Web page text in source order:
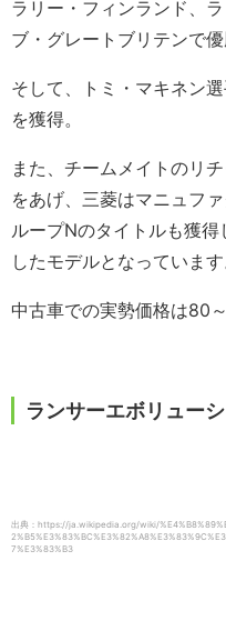
ラリー・フィンランド、
ブ・グレートブリテンで優
そして、トミ・マキネン
を獲得。
また、チームメイトのリ
をあげ、三菱はマニュフ
ループNのタイトルも獲
したモデルとなっています
中古車での実勢価格は80
ランサーエボリュ
出典：https://ja.wikipedia.org/wiki/
7%E3%83%B3